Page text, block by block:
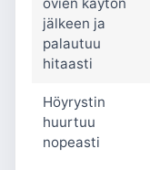
ovien käytön
jälkeen ja
palautuu
hitaasti
Höyrystin
huurtuu
nopeasti